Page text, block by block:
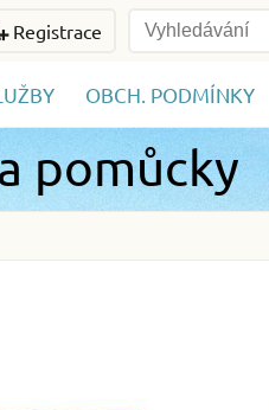
Registrace
OBCH. PODMÍNKY
pomůcky